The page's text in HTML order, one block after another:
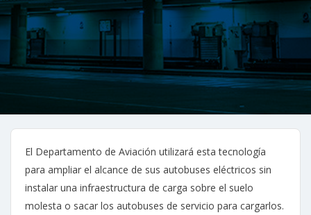
El Departamento de Aviación utilizará esta tecnología
para ampliar el alcance de sus autobuses eléctricos sin
instalar una infraestructura de carga sobre el suelo
molesta o sacar los autobuses de servicio para cargarlos.